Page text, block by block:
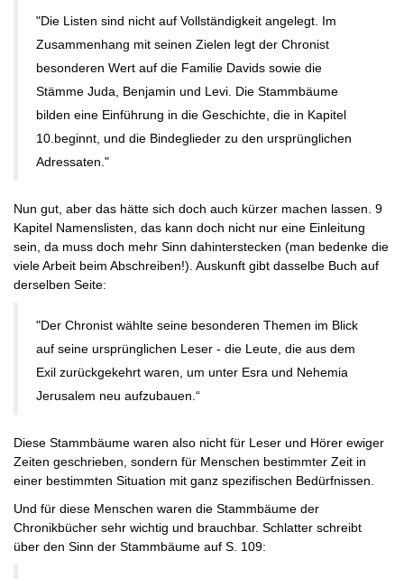
"Die Listen sind nicht auf Vollständigkeit angelegt. Im
Zusammenhang mit seinen Zielen legt der Chronist
besonderen Wert auf die Familie Davids sowie die
Stämme Juda, Benjamin und Levi. Die Stammbäume
bilden eine Einführung in die Geschichte, die in Kapitel
10.beginnt, und die Bindeglieder zu den ursprünglichen
Adressaten."
Nun gut, aber das hätte sich doch auch kürzer machen lassen. 9
Kapitel Namenslisten, das kann doch nicht nur eine Einleitung
sein, da muss doch mehr Sinn dahinterstecken (man bedenke die
viele Arbeit beim Abschreiben!). Auskunft gibt dasselbe Buch auf
derselben Seite:
"Der Chronist wählte seine besonderen Themen im Blick
auf seine ursprünglichen Leser - die Leute, die aus dem
Exil zurückgekehrt waren, um unter Esra und Nehemia
Jerusalem neu aufzubauen.“
Diese Stammbäume waren also nicht für Leser und Hörer ewiger
Zeiten geschrieben, sondern für Menschen bestimmter Zeit in
einer bestimmten Situation mit ganz spezifischen Bedürfnissen.
Und für diese Menschen waren die Stammbäume der
Chronikbücher sehr wichtig und brauchbar. Schlatter schreibt
über den Sinn der Stammbäume auf S. 109: